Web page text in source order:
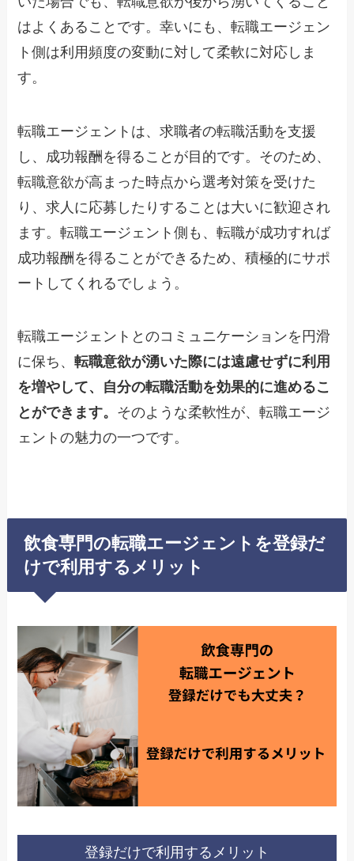
はよくあることです。幸いにも、転職エージェン
ト側は利用頻度の変動に対して柔軟に対応しま
す。
転職エージェントは、求職者の転職活動を支援
し、成功報酬を得ることが目的です。そのため、
転職意欲が高まった時点から選考対策を受けた
り、求人に応募したりすることは大いに歓迎され
ます。転職エージェント側も、転職が成功すれば
成功報酬を得ることができるため、積極的にサポ
ートしてくれるでしょう。
転職エージェントとのコミュニケーションを円滑
に保ち、転職意欲が湧いた際には遠慮せずに利用
を増やして、自分の転職活動を効果的に進めるこ
とができます。 そのような柔軟性が、転職エージ
ェントの魅力の一つです。
飲食専門の転職エージェントを登録だ
けで利用するメリット
登録だけで利用するメリット